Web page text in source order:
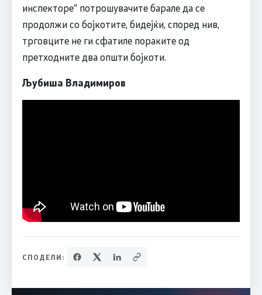
инспекторе“ потрошувачите барале да се
продолжи со бојкотите, бидејќи, според нив,
трговците не ги сфатиле пораките од
претходните два општи бојкоти.
Љубиша Владимиров
СПОДЕЛИ: